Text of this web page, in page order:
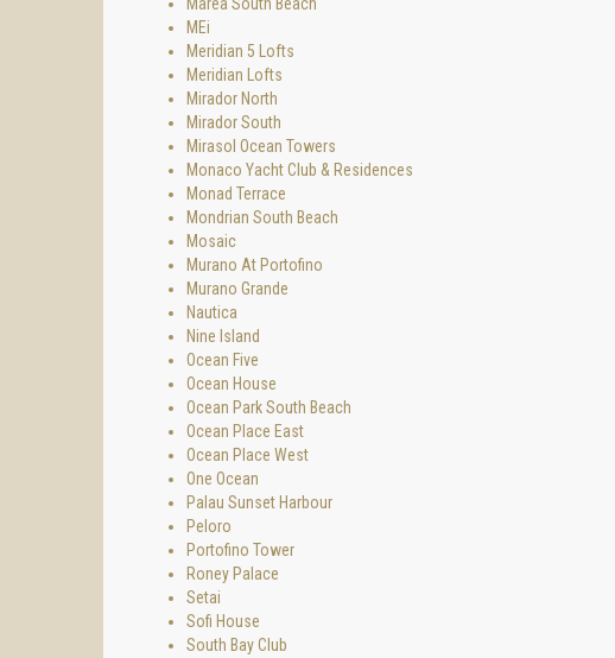
MEi
Meridian 5 Lofts
Meridian Lofts
Mirador North
Mirador South
Mirasol Ocean Towers
Monaco Yacht Club & Residences
Monad Terrace
Mondrian South Beach
Mosaic
Murano At Portofino
Murano Grande
Nautica
Nine Island
Ocean Five
Ocean House
Ocean Park South Beach
Ocean Place East
Ocean Place West
One Ocean
Palau Sunset Harbour
Peloro
Portofino Tower
Roney Palace
Setai
Sofi House
South Bay Club